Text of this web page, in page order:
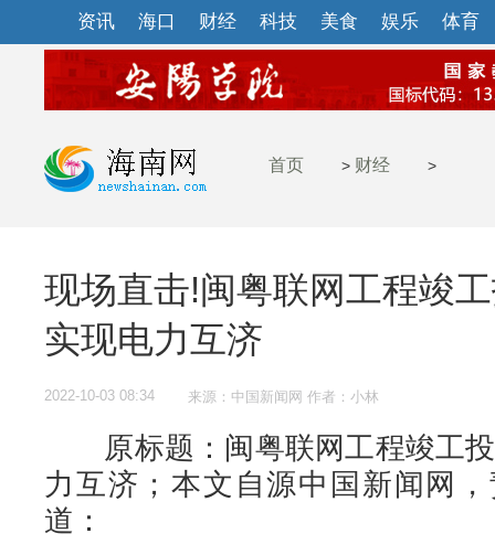
资讯 海口 财经 科技 美食 娱乐 体育
首页 > 财经 >
现场直击!闽粤联网工程竣
实现电力互济
2022-10-03 08:34 来源：中国新闻网 作者：小林
原标题：闽粤联网工程竣工投
力互济；本文自源中国新闻网
道：